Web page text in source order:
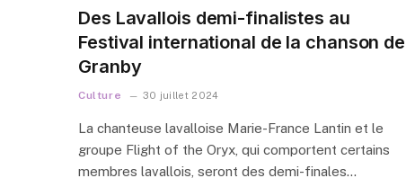
Des Lavallois demi-finalistes au
Festival international de la chanson de
Granby
Culture 30 juillet 2024
La chanteuse lavalloise Marie-France Lantin et le
groupe Flight of the Oryx, qui comportent certains
membres lavallois, seront des demi-finales…